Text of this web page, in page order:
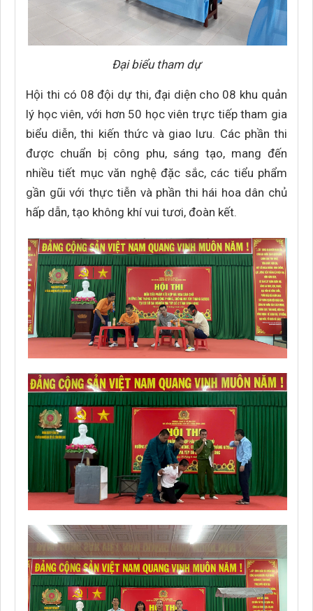
Đại biểu tham dự
Hội thi có 08 đội dự thi, đại diện cho 08 khu quản
lý học viên, với hơn 50 học viên trực tiếp tham gia
biểu diễn, thi kiến thức và giao lưu. Các phần thi
được chuẩn bị công phu, sáng tạo, mang đến
nhiều tiết mục văn nghệ đặc sắc, các tiểu phẩm
gần gũi với thực tiễn và phần thi hái hoa dân chủ
hấp dẫn, tạo không khí vui tươi, đoàn kết.